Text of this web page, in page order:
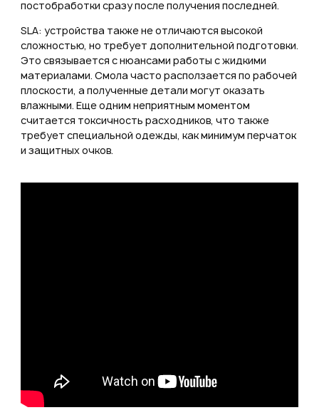
постобработки сразу после получения последней.
SLA: устройства также не отличаются высокой
сложностью, но требует дополнительной подготовки.
Это связывается с нюансами работы с жидкими
материалами. Смола часто расползается по рабочей
плоскости, а полученные детали могут оказать
влажными. Еще одним неприятным моментом
считается токсичность расходников, что также
требует специальной одежды, как минимум перчаток
и защитных очков.